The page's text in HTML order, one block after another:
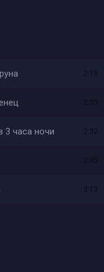
2:19
3 часа ночи 2:32
3:13